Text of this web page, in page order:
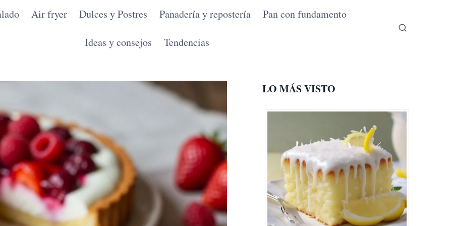
Air fryer Dulces y Postres Panadería y repostería Pan con fundamento
Ideas y consejos Tendencias
LO MÁS VISTO